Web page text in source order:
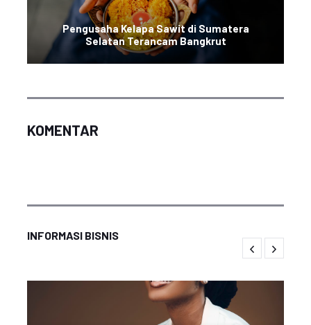
Pengusaha Kelapa Sawit di Sumatera
Selatan Terancam Bangkrut
KOMENTAR
INFORMASI BISNIS